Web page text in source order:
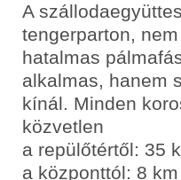
A
tengerparton,
hatalmas
alkalmas, hanem
kínál. Minden
közvetlen
a repülőtértől: 35
a központtól: 8 km